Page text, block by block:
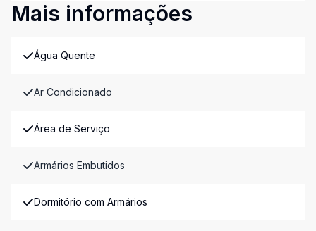
Mais informações
Água Quente
Ar Condicionado
Área de Serviço
Armários Embutidos
Dormitório com Armários